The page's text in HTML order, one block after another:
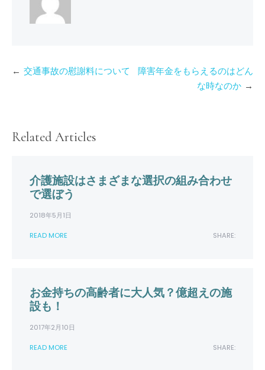
投
ゲ
交通事故の慰謝料について
障害年金をもらえるのはどん
な時なのか
Related Articles
介護施設はさまざまな選択の組み合わせ
で選ぼう
2018年5月1日
READ MORE SHARE:
お金持ちの高齢者に大人気？億超えの施
設も！
2017年2月10日
READ MORE SHARE: